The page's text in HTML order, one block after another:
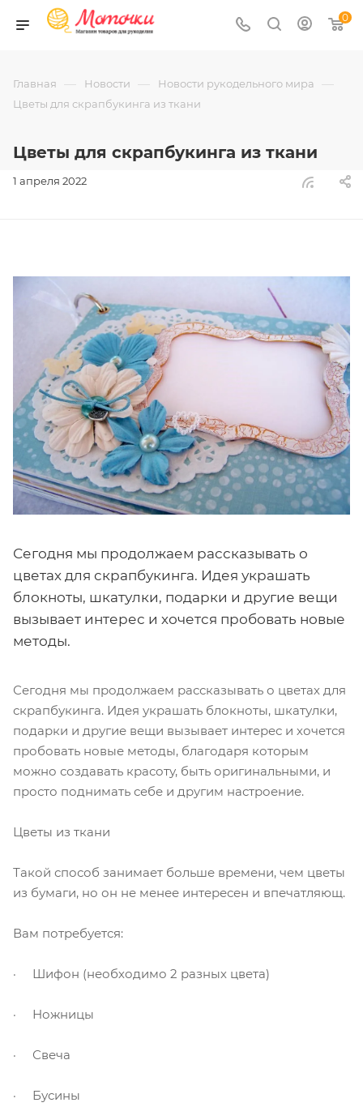
0
Главная — Новости — Новости рукодельного мира —
Цветы для скрапбукинга из ткани
Цветы для скрапбукинга из ткани
1 апреля 2022
Сегодня мы продолжаем рассказывать о
цветах для скрапбукинга. Идея украшать
блокноты, шкатулки, подарки и другие вещи
вызывает интерес и хочется пробовать новые
методы.
Сегодня мы продолжаем рассказывать о цветах для
скрапбукинга. Идея украшать блокноты, шкатулки,
подарки и другие вещи вызывает интерес и хочется
пробовать новые методы, благодаря которым
можно создавать красоту, быть оригинальными, и
просто поднимать себе и другим настроение.
Цветы из ткани
Такой способ занимает больше времени, чем цветы
из бумаги, но он не менее интересен и впечатляющ.
Вам потребуется:
· Шифон (необходимо 2 разных цвета)
· Ножницы
· Свеча
· Бусины